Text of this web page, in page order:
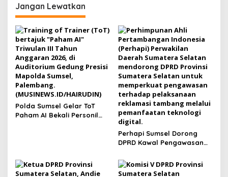
Jangan Lewatkan
Polda Sumsel Gelar ToT
Paham AI Bekali Personil
Perhapi Sumsel Dorong
DPRD Kawal Pengawasan
Berbasis Teknologi